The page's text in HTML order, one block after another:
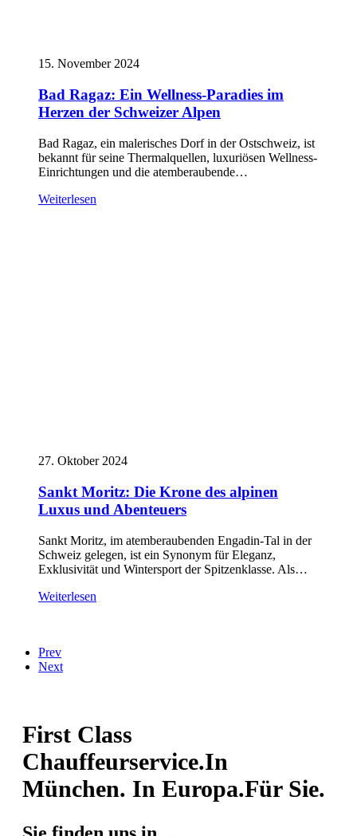
15. November 2024
Bad Ragaz: Ein Wellness-Paradies im
Herzen der Schweizer Alpen
Bad Ragaz, ein malerisches Dorf in der Ostschweiz, ist
bekannt für seine Thermalquellen, luxuriösen Wellness-
Einrichtungen und die atemberaubende…
Weiterlesen
27. Oktober 2024
Sankt Moritz: Die Krone des alpinen
Luxus und Abenteuers
Sankt Moritz, im atemberaubenden Engadin-Tal in der
Schweiz gelegen, ist ein Synonym für Eleganz,
Exklusivität und Wintersport der Spitzenklasse. Als…
Weiterlesen
Prev
Next
First Class
Chauffeurservice.In
München. In Europa.Für Sie.